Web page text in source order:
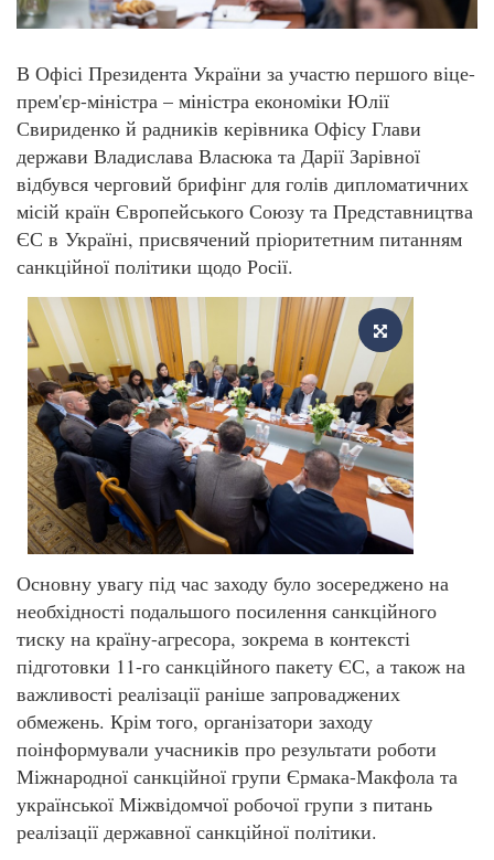
В Офісі Президента України за участю першого віце-
прем'єр-міністра – міністра економіки Юлії
Свириденко й радників керівника Офісу Глави
держави Владислава Власюка та Дарії Зарівної
відбувся черговий брифінг для голів дипломатичних
місій країн Європейського Союзу та Представництва
ЄС в Україні, присвячений пріоритетним питанням
санкційної політики щодо Росії.
Основну увагу під час заходу було зосереджено на
необхідності подальшого посилення санкційного
тиску на країну-агресора, зокрема в контексті
підготовки 11-го санкційного пакету ЄС, а також на
важливості реалізації раніше запроваджених
обмежень. Крім того, організатори заходу
поінформували учасників про результати роботи
Міжнародної санкційної групи Єрмака-Макфола та
української Міжвідомчої робочої групи з питань
реалізації державної санкційної політики.